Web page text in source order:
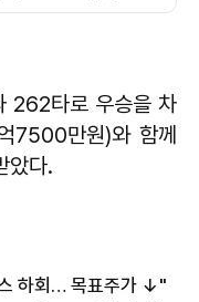
262타로 우승을 차
7500만원)와 함께
았다.
하회… 목표주가 ↓"